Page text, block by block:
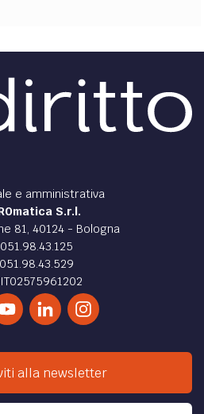
e amministrativa
S.r.l.
81, 40124 - Bologna
IT02575961202
alla newsletter